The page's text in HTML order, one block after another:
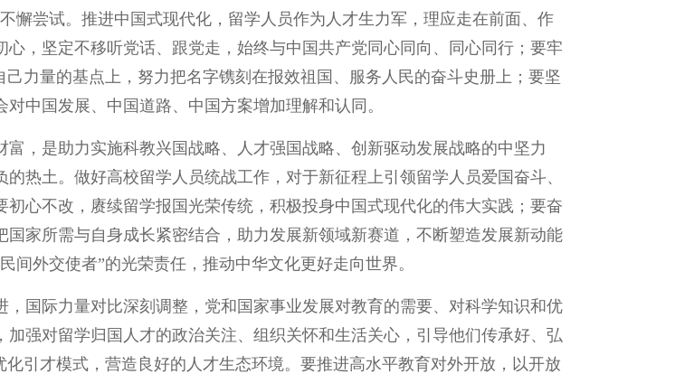
懈尝试。推进中国式现代化，留学人员作为人才生力军，理应走在前面、作
，坚定不移听党话、跟党走，始终与中国共产党同心同向、同心同行；要牢
力量的基点上，努力把名字镌刻在报效祖国、服务人民的奋斗史册上；要坚
中国发展、中国道路、中国方案增加理解和认同。
，是助力实施科教兴国战略、人才强国战略、创新驱动发展战略的中坚力
热土。做好高校留学人员统战工作，对于新征程上引领留学人员爱国奋斗、
心不改，赓续留学报国光荣传统，积极投身中国式现代化的伟大实践；要奋
家所需与自身成长紧密结合，助力发展新领域新赛道，不断塑造发展新动能
外交使者”的光荣责任，推动中华文化更好走向世界。
国际力量对比深刻调整，党和国家事业发展对教育的需要、对科学知识和优
强对留学归国人才的政治关注、组织关怀和生活关心，引导他们传承好、弘
引才模式，营造良好的人才生态环境。要推进高水平教育对外开放，以开放